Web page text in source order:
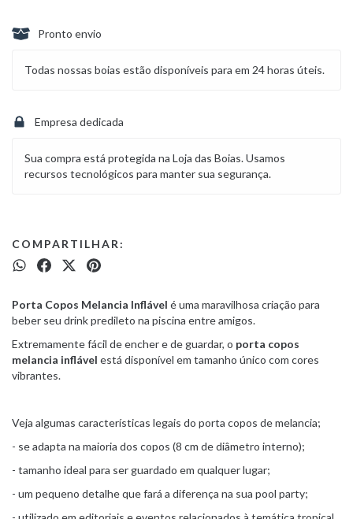
Pronto envio
Todas nossas boias estão disponíveis para em 24 horas úteis.
Empresa dedicada
Sua compra está protegida na Loja das Boias. Usamos
recursos tecnológicos para manter sua segurança.
COMPARTILHAR:
Porta Copos Melancia Inflável é uma maravilhosa criação para
beber seu drink predileto na piscina entre amigos.
Extremamente fácil de encher e de guardar, o porta copos
melancia inflável está disponível em tamanho único com cores
vibrantes.
Veja algumas características legais do porta copos de melancia;
- se adapta na maioria dos copos (8 cm de diâmetro interno);
- tamanho ideal para ser guardado em qualquer lugar;
- um pequeno detalhe que fará a diferença na sua pool party;